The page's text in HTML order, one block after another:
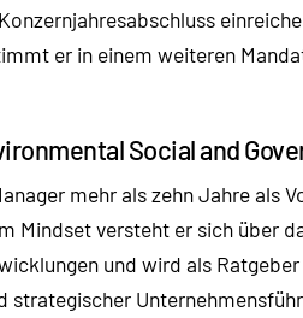
er in einem weiteren
Social and
mehr als zehn Jahre als
Mindset versteht er sich über
und wird als